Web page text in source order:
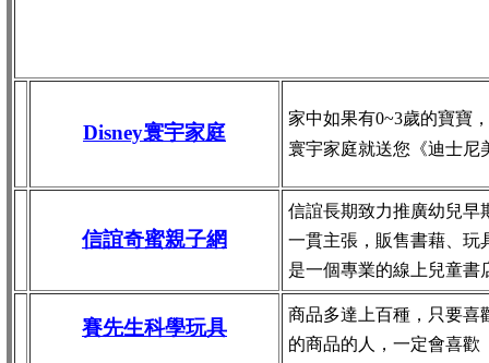
Disney寰宇家庭
家中如果有0~3歲的寶寶
寰宇家庭就送您《迪士尼
信誼奇蜜親子網
信誼長期致力推廣幼兒早
一貫主張，販售書藉、
是一個專業的線上兒童書
賽先生科學玩具
商品多達上百種，只要喜
的商品的人，一定會喜歡